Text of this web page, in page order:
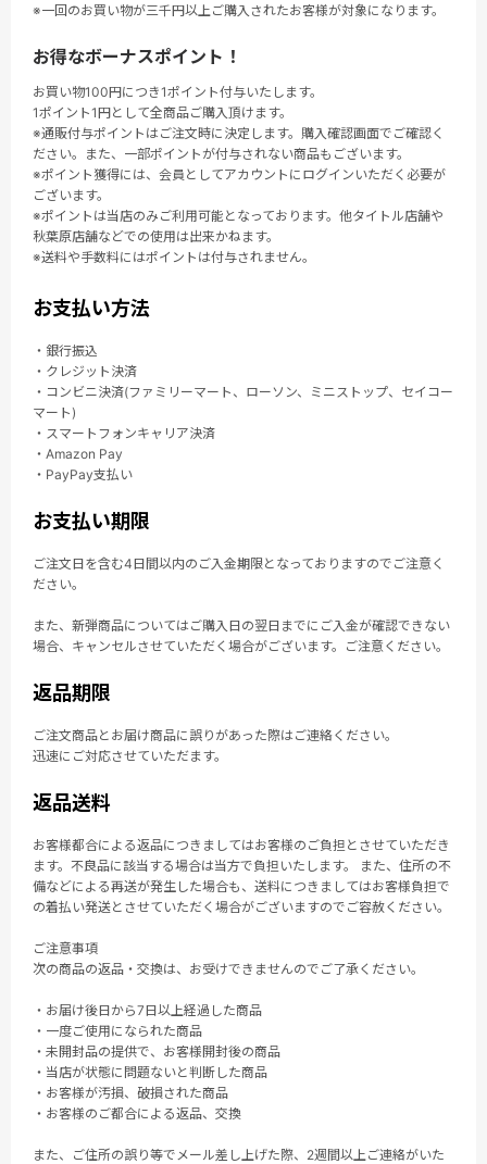
※一回のお買い物が三千円以上ご購入されたお客様が対象になります。
お得なボーナスポイント！
お買い物100円につき1ポイント付与いたします。
1ポイント1円として全商品ご購入頂けます。
※通販付与ポイントはご注文時に決定します。購入確認画面でご確認く
ださい。また、一部ポイントが付与されない商品もございます。
※ポイント獲得には、会員としてアカウントにログインいただく必要が
ございます。
※ポイントは当店のみご利用可能となっております。他タイトル店舗や
秋葉原店舗などでの使用は出来かねます。
※送料や手数料にはポイントは付与されません。
お支払い方法
・銀行振込
・クレジット決済
・コンビニ決済(ファミリーマート、ローソン、ミニストップ、セイコー
マート)
・スマートフォンキャリア決済
・Amazon Pay
・PayPay支払い
お支払い期限
ご注文日を含む4日間以内のご入金期限となっておりますのでご注意く
ださい。
また、新弾商品についてはご購入日の翌日までにご入金が確認できない
場合、キャンセルさせていただく場合がございます。ご注意ください。
返品期限
ご注文商品とお届け商品に誤りがあった際はご連絡ください。
迅速にご対応させていただます。
返品送料
お客様都合による返品につきましてはお客様のご負担とさせていただき
ます。不良品に該当する場合は当方で負担いたします。 また、住所の不
備などによる再送が発生した場合も、送料につきましてはお客様負担で
の着払い発送とさせていただく場合がございますのでご容赦ください。
ご注意事項
次の商品の返品・交換は、お受けできませんのでご了承ください。
・お届け後日から7日以上経過した商品
・一度ご使用になられた商品
・未開封品の提供で、お客様開封後の商品
・当店が状態に問題ないと判断した商品
・お客様が汚損、破損された商品
・お客様のご都合による返品、交換
また、ご住所の誤り等でメール差し上げた際、2週間以上ご連絡がいた